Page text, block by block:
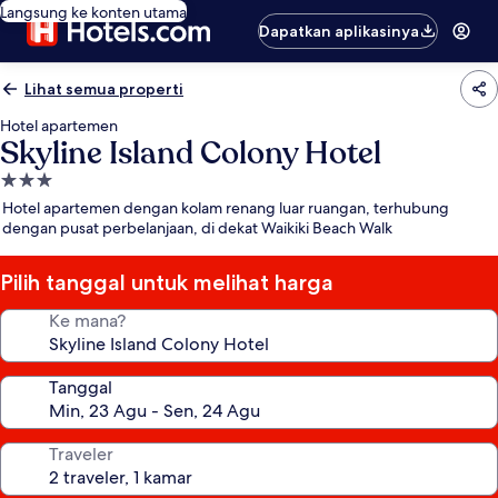
Langsung ke konten utama
Dapatkan aplikasinya
Lihat semua properti
Hotel apartemen
Skyline Island Colony Hotel
Properti
bintang
3.0
Hotel apartemen dengan kolam renang luar ruangan, terhubung
dengan pusat perbelanjaan, di dekat Waikiki Beach Walk
Pilih tanggal untuk melihat harga
Ke mana?
Tanggal
Traveler